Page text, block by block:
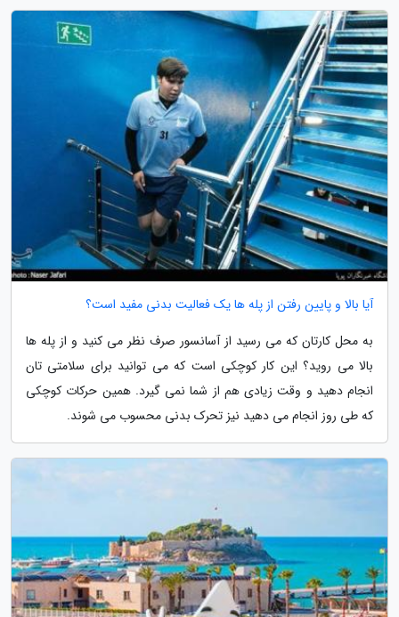
آیا بالا و پایین رفتن از پله ها یک فعالیت بدنی مفید است؟
به محل کارتان که می رسید از آسانسور صرف نظر می کنید و از پله ها
بالا می روید؟ این کار کوچکی است که می توانید برای سلامتی تان
انجام دهید و وقت زیادی هم از شما نمی گیرد. همین حرکات کوچکی
که طی روز انجام می دهید نیز تحرک بدنی محسوب می شوند.